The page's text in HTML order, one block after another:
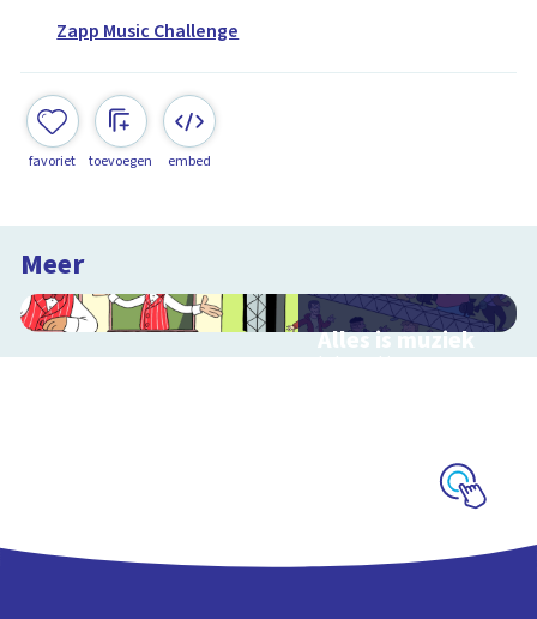
Zapp Music Challenge
favoriet toevoegen embed
Meer
Alles is muziek
Interactieve